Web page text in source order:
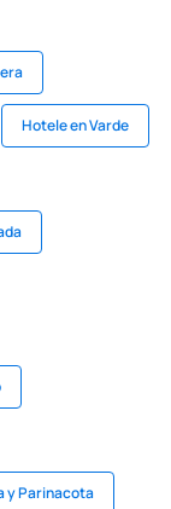
Hotele en Varde
y Parinacota